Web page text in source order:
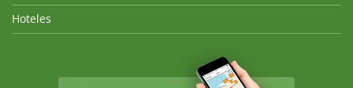
Hoteles